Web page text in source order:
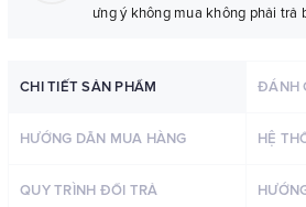
ưng ý không mua không phải trả
CHI TIẾT SẢN PHẨM ĐÁNH
HƯỚNG DẪN MUA HÀNG HỆ
QUY TRÌNH ĐỔI TRẢ